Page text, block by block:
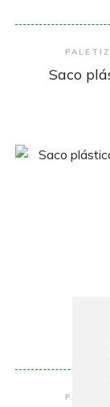
Saco